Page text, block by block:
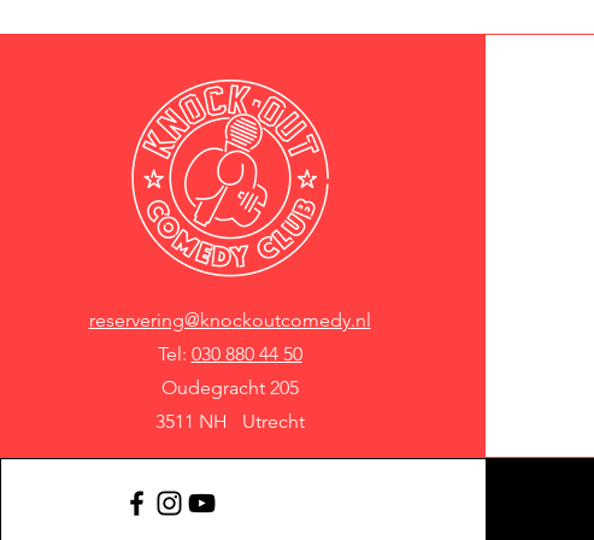
reservering@knockoutcomedy.nl
Tel: 030 880 44 50
Oudegracht 205
3511 NH Utrecht